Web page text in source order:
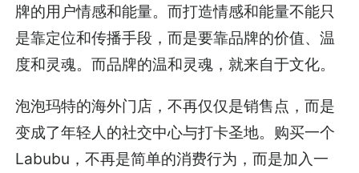
牌的用户情感和能量。而打造情感和能量不能只
是靠定位和传播手段，而是要靠品牌的价值、温
度和灵魂。而品牌的温和灵魂，就来自于文化。
泡泡玛特的海外门店，不再仅仅是销售点，而是
变成了年轻人的社交中心与打卡圣地。购买一个
Labubu，不再是简单的消费行为，而是加入一